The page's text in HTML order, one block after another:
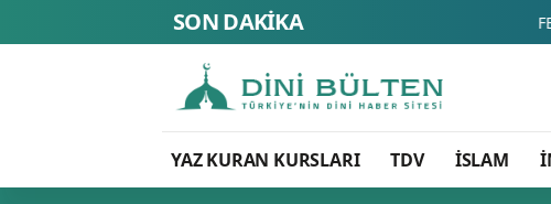
SON DAKİKA FETÖ’nün Üç
YAZ KURAN KURSLARI TDV İSLAM